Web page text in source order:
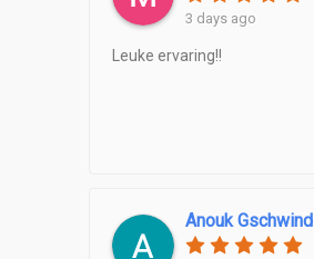
3 days ago
Leuke ervaring!!
Anouk Gschwind